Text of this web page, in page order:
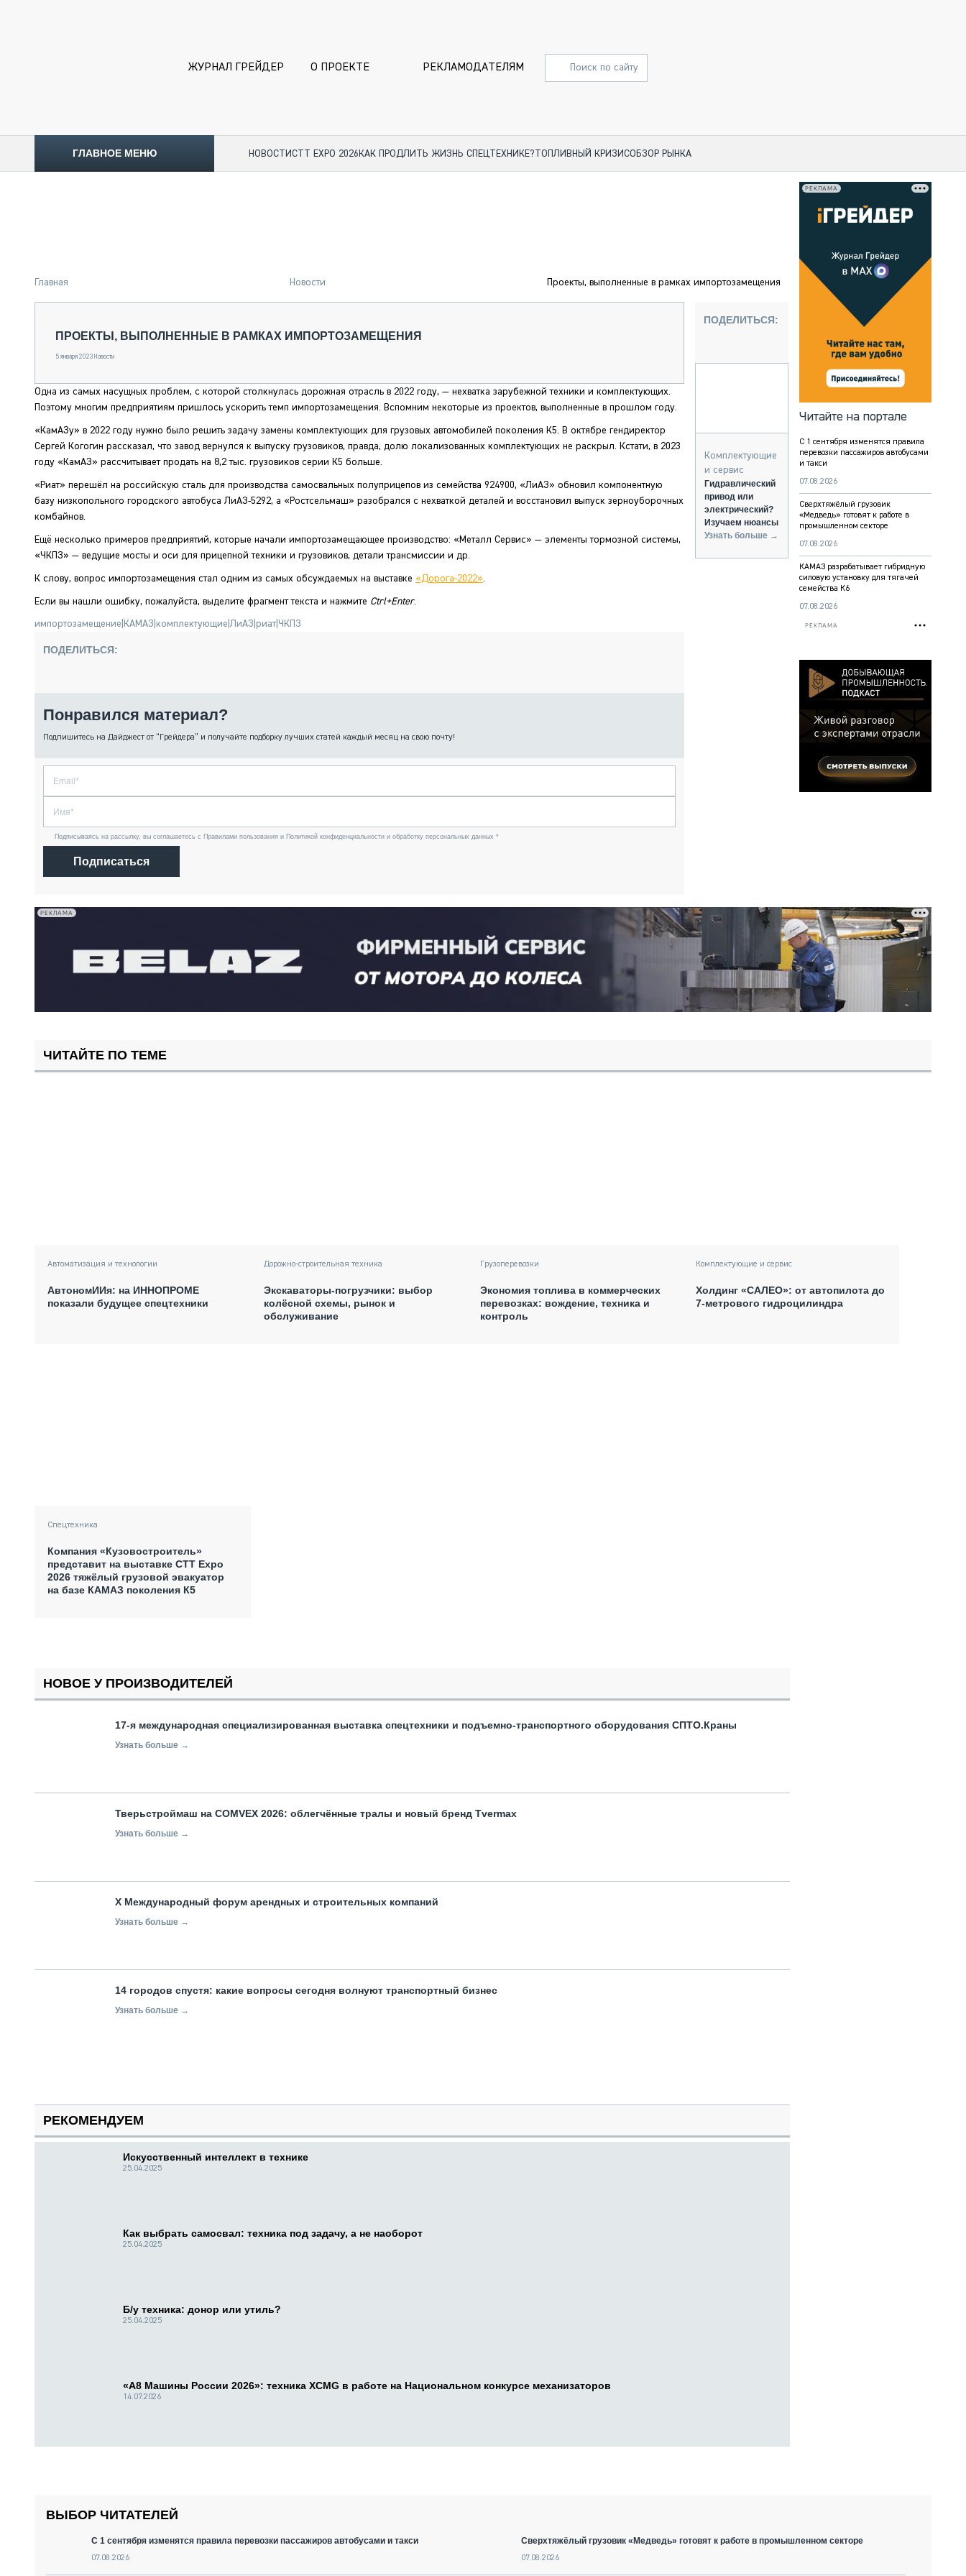
ЖУРНАЛ ГРЕЙДЕР О ПРОЕКТЕ РЕКЛАМОДАТЕЛЯМ
ГЛАВНОЕ МЕНЮ НОВОСТИCTT EXPO 2026 КАК ПРОДЛИТЬ ЖИЗНЬ СПЕЦТЕХНИКЕ?ТОПЛИВНЫЙ КРИЗИСОБЗОР РЫНКА
ОБЗОР РЫНКА
ТЕХНИКА КРУПНЫМ ПЛАНОМ
ИСПЫТАТЕЛИ
ТЕХНОЛОГИИ
ДОРОЖНАЯ ИНДУСТРИЯ
СЕРВИСМЕНЫ
МЕРОПРИЯТИЯ
БЛИЖАЙШИЕ МЕРОПРИЯТИЯ
ПОДЪЁМНАЯ ТЕХНИКА
ПРИЦЕПНАЯ ТЕХНИКА
КОММУНАЛЬНАЯ ТЕХНИКА
ТЕХНИКА СПЕЦИАЛЬНОГО НАЗНАЧЕНИЯ
КАРЬЕРНАЯ ТЕХНИКА
АВТОМАТИЗАЦИЯ И ТЕХНОЛОГИИ
Главная Новости Проекты, выполненные в рамках импортозамещения
ПРОЕКТЫ, ВЫПОЛНЕННЫЕ В РАМКАХ ИМПОРТОЗАМЕЩЕНИЯ
5 января 2023 Новости
Одна из самых насущных проблем, с которой столкнулась дорожная отрасль в 2022 году, — нехватка зарубежной техники и комплектующих.
Поэтому многим предприятиям пришлось ускорить темп импортозамещения. Вспомним некоторые из проектов, выполненные в прошлом году.
«КамАЗу» в 2022 году нужно было решить задачу замены комплектующих для грузовых автомобилей поколения К5. В октябре гендиректор
Сергей Когогин рассказал, что завод вернулся к выпуску грузовиков, правда, долю локализованных комплектующих не раскрыл. Кстати, в 2023
году «КамАЗ» рассчитывает продать на 8,2 тыс. грузовиков серии К5 больше.
«Риат» перешёл на российскую сталь для производства самосвальных полуприцепов из семейства 924900, «ЛиАЗ» обновил компонентную
базу низкопольного городского автобуса ЛиАЗ-5292, а «Ростсельмаш» разобрался с нехваткой деталей и восстановил выпуск зерноуборочных
комбайнов.
Ещё несколько примеров предприятий, которые начали импортозамещающее производство: «Металл Сервис» — элементы тормозной системы,
«ЧКПЗ» — ведущие мосты и оси для прицепной техники и грузовиков, детали трансмиссии и др.
К слову, вопрос импортозамещения стал одним из самых обсуждаемых на выставке «Дорога-2022».
Если вы нашли ошибку, пожалуйста, выделите фрагмент текста и нажмите Ctrl+Enter.
импортозамещение КАМАЗ комплектующие ЛиАЗ риат| ЧКПЗ
ПОДЕЛИТЬСЯ:
Понравился материал?
Подпишитесь на Дайджест от “Грейдера” и получайте подборку лучших статей каждый месяц на свою почту!
Подписываясь на рассылку, вы соглашаетесь с Правилами пользования и Политикой конфиденциальности и обработку персональных данных *
Подписаться
ПОДЕЛИТЬСЯ:
Комплектующие
и сервис
Гидравлический
привод или
электрический?
Изучаем нюансы
Узнать больше →
РЕКЛАМА
Читайте на портале
С 1 сентября изменятся правила
перевозки пассажиров автобусами
и такси
07.08.2026
Сверхтяжёлый грузовик
«Медведь» готовят к работе в
промышленном секторе
07.08.2026
КАМАЗ разрабатывает гибридную
силовую установку для тягачей
семейства К6
07.08.2026
РЕКЛАМА
РЕКЛАМА
ЧИТАЙТЕ ПО ТЕМЕ
Автоматизация и технологии
АвтономИИя: на ИННОПРОМЕ
показали будущее спецтехники
Дорожно-строительная техника
Экскаваторы-погрузчики: выбор
колёсной схемы, рынок и
обслуживание
Грузоперевозки
Экономия топлива в коммерческих
перевозках: вождение, техника и
контроль
Комплектующие и сервис
Холдинг «САЛЕО»: от автопилота до
7-метрового гидроцилиндра
Спецтехника
Компания «Кузовостроитель»
представит на выставке CTT Expo
2026 тяжёлый грузовой эвакуатор
на базе КАМАЗ поколения К5
НОВОЕ У ПРОИЗВОДИТЕЛЕЙ
17-я международная специализированная выставка спецтехники и подъемно-транспортного оборудования СПТО.Краны
Узнать больше →
Тверьстроймаш на COMVEX 2026: облегчённые тралы и новый бренд Tvermax
Узнать больше →
X Международный форум арендных и строительных компаний
Узнать больше →
14 городов спустя: какие вопросы сегодня волнуют транспортный бизнес
Узнать больше →
РЕКОМЕНДУЕМ
Искусственный интеллект в технике
25.04.2025
Как выбрать самосвал: техника под задачу, а не наоборот
25.04.2025
Б/у техника: донор или утиль?
25.04.2025
«А8 Машины России 2026»: техника XCMG в работе на Национальном конкурсе механизаторов
14.07.2026
ВЫБОР ЧИТАТЕЛЕЙ
С 1 сентября изменятся правила перевозки пассажиров автобусами и такси
07.08.2026
Сверхтяжёлый грузовик «Медведь» готовят к работе в промышленном секторе
07.08.2026